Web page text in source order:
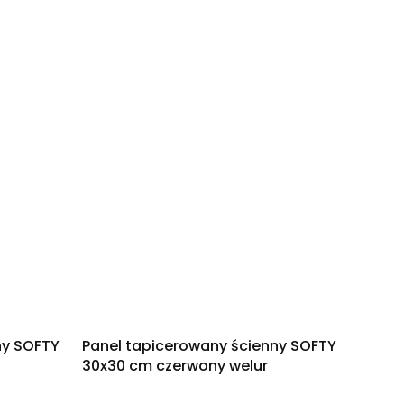
SOFTY
Panel tapicerowany ścienny SOFTY
30x30 cm czerwony welur